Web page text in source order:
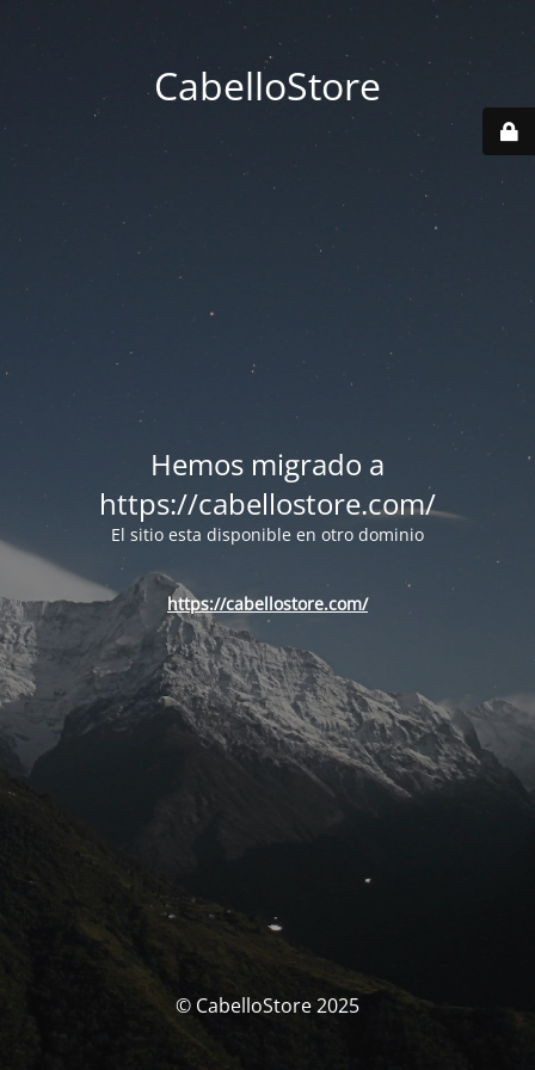
CabelloStore
Hemos migrado a
https://cabellostore.com/
El sitio esta disponible en otro dominio
https://cabellostore.com/
© CabelloStore 2025